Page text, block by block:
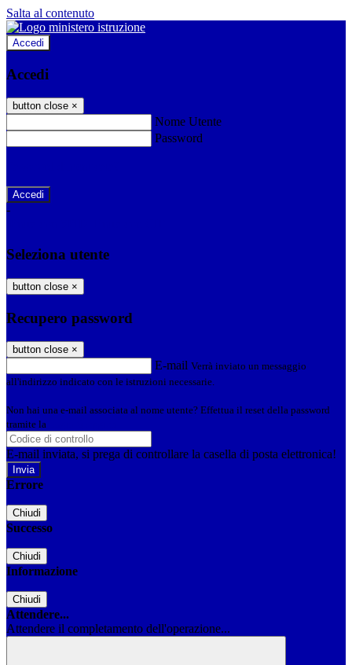
Salta al contenuto
Accedi
Accedi
button close ×
Nome Utente
Password
-
Seleziona utente
button close ×
Recupero password
button close ×
E-mail Verrà inviato un messaggio
all'indirizzo indicato con le istruzioni necessarie.
Non hai una e-mail associata al nome utente? Effettua il reset della password
tramite la
E-mail inviata, si prega di controllare la casella di posta elettronica!
Errore
Chiudi
Successo
Chiudi
Informazione
Chiudi
Attendere...
Attendere il completamento dell'operazione...